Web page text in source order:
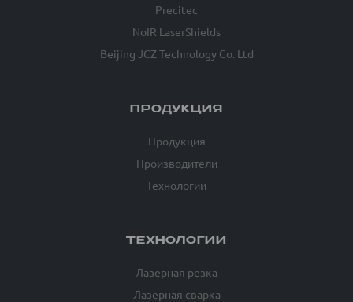
Precitec
NoIR LaserShields
Beijing JCZ Technology Co. Ltd
ПРОДУКЦИЯ
Продукция
Производители
Технологии
ТЕХНОЛОГИИ
Лазерная резка
Лазерная сварка